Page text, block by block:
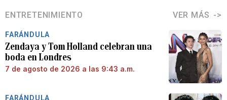
ENTRETENIMIENTO VER MÁS
FARÁNDULA
Zendaya y Tom Holland celebran una
boda en Londres
7 de agosto de 2026 a las 9:43 a.m.
FARÁNDULA